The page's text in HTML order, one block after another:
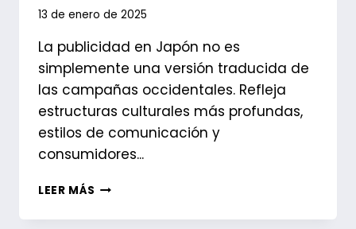
13 de enero de 2025
La publicidad en Japón no es
simplemente una versión traducida de
las campañas occidentales. Refleja
estructuras culturales más profundas,
estilos de comunicación y
consumidores...
LEER MÁS EN
SE